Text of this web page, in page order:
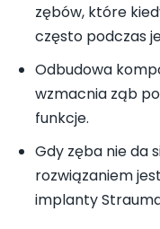
zębów, które
często podczas
Odbudowa
wzmacnia ząb
funkcje.
Gdy zęba nie da
rozwiązaniem
implanty